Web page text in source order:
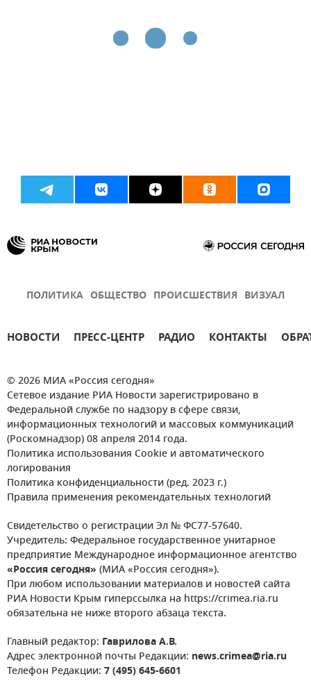
ПОЛИТИКА ОБЩЕСТВО ПРОИСШЕСТВИЯ ВИЗУАЛ
НОВОСТИ ПРЕСС-ЦЕНТР РАДИО КОНТАКТЫ
© 2026 МИА «Россия сегодня»
Сетевое издание РИА Новости зарегистрировано в
Федеральной службе по надзору в сфере связи,
информационных технологий и массовых коммуникаций
(Роскомнадзор) 08 апреля 2014 года.
Политика использования Cookie и автоматического
логирования
Политика конфиденциальности (ред. 2023 г.)
Правила применения рекомендательных технологий
Свидетельство о регистрации Эл № ФС77-57640.
Учредитель: Федеральное государственное унитарное
предприятие Международное информационное агентство
«Россия сегодня» (МИА «Россия сегодня»).
При любом использовании материалов и новостей сайта
РИА Новости Крым гиперссылка на https://crimea.ria.ru
обязательна не ниже второго абзаца текста.
Главный редактор: Гаврилова А.В.
Адрес электронной почты Редакции: news.crimea@ria.ru
Телефон Редакции: 7 (495) 645-6601